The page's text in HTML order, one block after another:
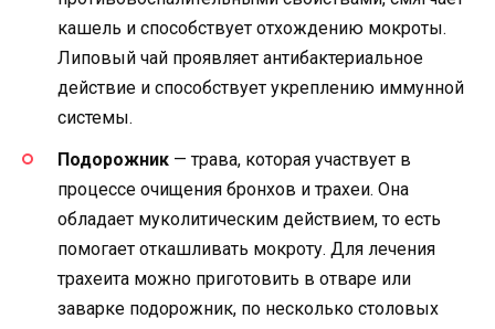
кашель и способствует отхождению мокроты.
Липовый чай проявляет антибактериальное
действие и способствует укреплению иммунной
системы.
Подорожник — трава, которая участвует в
процессе очищения бронхов и трахеи. Она
обладает муколитическим действием, то есть
помогает откашливать мокроту. Для лечения
трахеита можно приготовить в отваре или
заварке подорожник, по несколько столовых